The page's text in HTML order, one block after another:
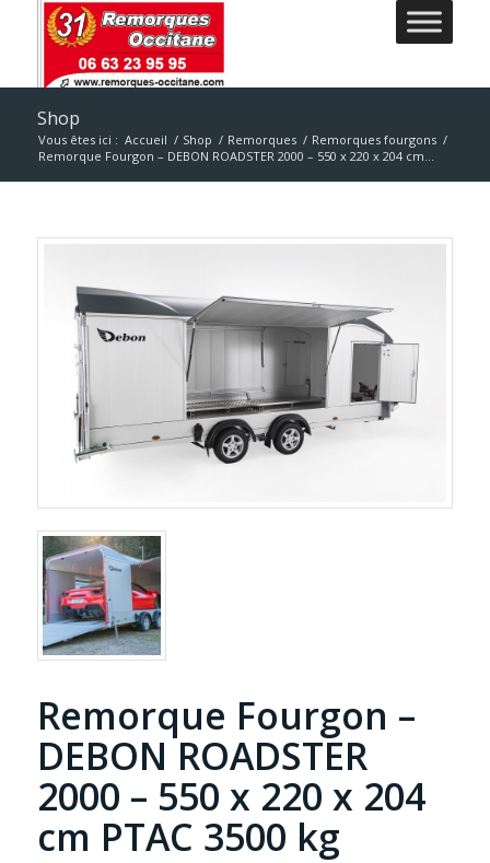
Shop
Vous êtes ici : Accueil / Shop / Remorques / Remorques fourgons /
Remorque Fourgon – DEBON ROADSTER 2000 – 550 x 220 x 204 cm...
Remorque Fourgon –
DEBON ROADSTER
2000 – 550 x 220 x 204
cm PTAC 3500 kg